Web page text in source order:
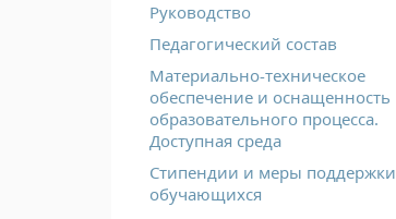
Руководство
Педагогический состав
Материально-техническое
обеспечение и оснащенность
образовательного процесса.
Доступная среда
Стипендии и меры поддержки
обучающихся